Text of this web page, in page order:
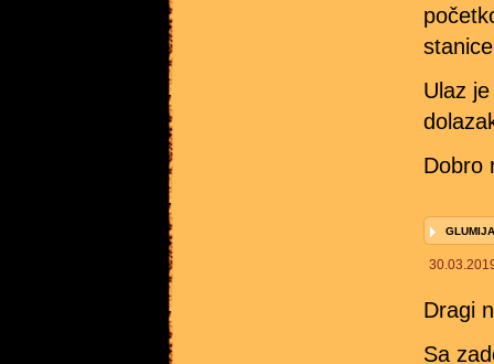
Ulaz
Dobro
Dragi
Sa